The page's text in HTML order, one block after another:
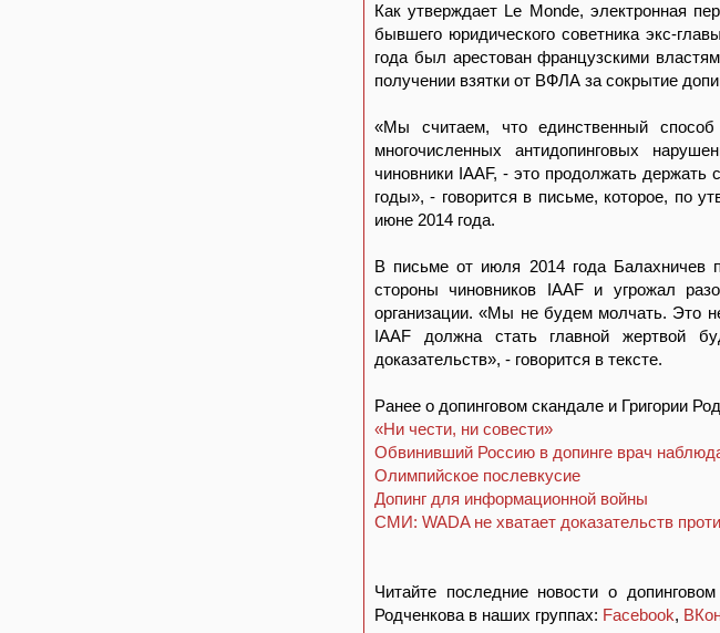
Как утверждает Le Monde, электронная
бывшего юридического советника экс-
года был арестован французскими
получении взятки от ВФЛА за сокрытие
«Мы считаем, что единственный
многочисленных антидопинговых
чиновники IAAF, - это продолжать
годы», - говорится в письме, которое, по
июне 2014 года.
В письме от июля 2014 года Балахничев
стороны чиновников IAAF и угрожал
организации. «Мы не будем молчать. Это
IAAF должна стать главной жертвой
доказательств», - говорится в тексте.
Ранее о допинговом скандале и Григории
«Ни чести, ни совести»
Обвинивший Россию в допинге врач
Олимпийское послевкусие
Допинг для информационной войны
СМИ: WADA не хватает доказательств
Читайте последние новости о
Родченкова в наших группах: Facebook,